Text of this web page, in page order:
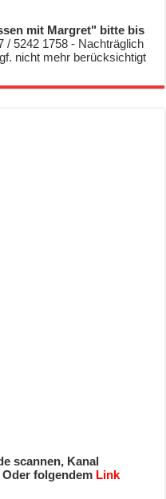
mit Margret" bitte bis
/ 5242 1758 - Nachträglich
nicht mehr berücksichtigt
scannen, Kanal
folgendem Link